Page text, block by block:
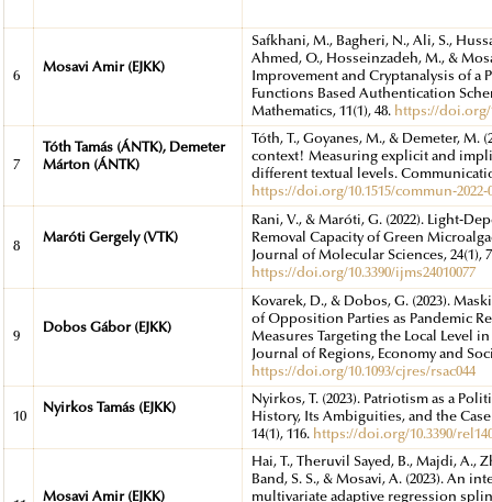
6
Mosavi Amir (EJKK)
Safkhani, M., Bagheri, N., Ali, S.,
Ahmed, O., Hosseinzadeh, M., &
Improvement and Cryptanalysis of a
Functions Based Authentication
Mathematics, 11(1), 48. https://doi.org/
7
Tóth Tamás (ÁNTK), Demeter
Márton (ÁNTK)
Tóth, T., Goyanes, M., & Demeter, M.
context! Measuring explicit and
different textual levels.
https://doi.org/10.1515/commun-2022-
8
Maróti Gergely (VTK)
Rani, V., & Maróti, G. (2022). Light-
Removal Capacity of Green
Journal of Molecular Sciences, 24(1),
https://doi.org/10.3390/ijms24010077
9
Dobos Gábor (EJKK)
Kovarek, D., & Dobos, G. (2023).
of Opposition Parties as Pandemic
Measures Targeting the Local Level
Journal of Regions, Economy and
https://doi.org/10.1093/cjres/rsac044
10
Nyirkos Tamás (EJKK)
Nyirkos, T. (2023). Patriotism as a
History, Its Ambiguities, and the
14(1), 116. https://doi.org/10.3390/
Mosavi Amir (EJKK)
Hai, T., Theruvil Sayed, B., Majdi, A.,
Band, S. S., & Mosavi, A. (2023). An
multivariate adaptive regression